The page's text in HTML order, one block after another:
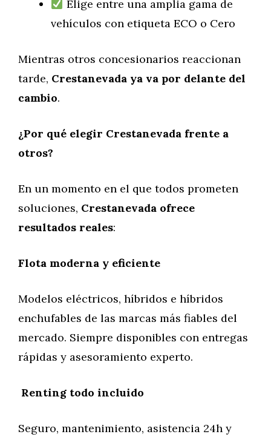
Elige entre una amplia gama de
vehículos con etiqueta ECO o Cero
Mientras otros concesionarios reaccionan
tarde, Crestanevada ya va por delante del
cambio.
¿Por qué elegir Crestanevada frente a
otros?
En un momento en el que todos prometen
soluciones, Crestanevada ofrece
resultados reales:
Flota moderna y eficiente
Modelos eléctricos, híbridos e híbridos
enchufables de las marcas más fiables del
mercado. Siempre disponibles con entregas
rápidas y asesoramiento experto.
️ Renting todo incluido
Seguro, mantenimiento, asistencia 24h y